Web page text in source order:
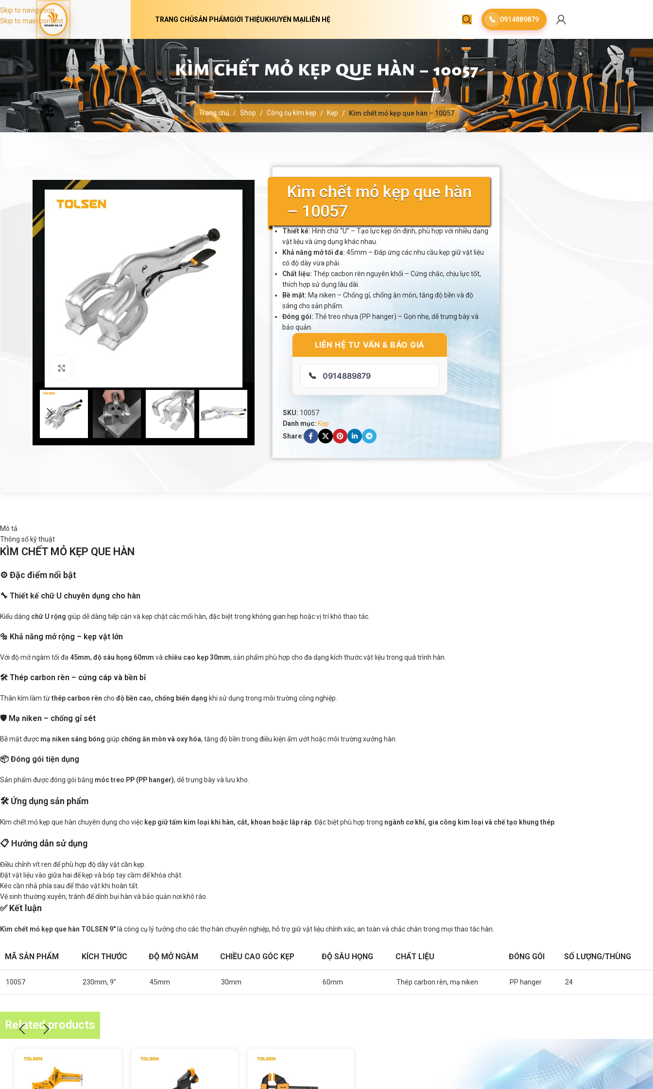
Skip to navigation
Skip to main content
TRANG CHỦSẢN PHẨMGIỚI THIỆUKHUYẾN MẠILIÊN HỆ 📞 0914889879
KÌM CHẾT MỎ KẸP QUE HÀN – 10057
Trang chủ / Shop / Công cụ kìm kẹp / Kẹp / Kìm chết mỏ kẹp que hàn – 10057
Kìm chết mỏ kẹp que hàn
– 10057
Thiết kế: Hình chữ “U” – Tạo lực kẹp ổn định, phù hợp với nhiều dạng
vật liệu và ứng dụng khác nhau.
Khả năng mở tối đa: 45mm – Đáp ứng các nhu cầu kẹp giữ vật liệu
có độ dày vừa phải.
Chất liệu: Thép cacbon rèn nguyên khối – Cứng chắc, chịu lực tốt,
thích hợp sử dụng lâu dài.
Bề mặt: Mạ niken – Chống gỉ, chống ăn mòn, tăng độ bền và độ
sáng cho sản phẩm.
Đóng gói: Thẻ treo nhựa (PP hanger) – Gọn nhẹ, dễ trưng bày và
bảo quản.
LIÊN HỆ TƯ VẤN & BÁO GIÁ
📞 0914889879
SKU: 10057
Danh mục: Kẹp
Share:
Mô tả
Thông số kỹ thuật
KÌM CHẾT MỎ KẸP QUE HÀN
⚙️ Đặc điểm nổi bật
🔧 Thiết kế chữ U chuyên dụng cho hàn
Kiểu dáng chữ U rộng giúp dễ dàng tiếp cận và kẹp chặt các mối hàn, đặc biệt trong không gian hẹp hoặc vị trí khó thao tác.
🔩 Khả năng mở rộng – kẹp vật lớn
Với độ mở ngàm tối đa 45mm, độ sâu họng 60mm và chiều cao kẹp 30mm, sản phẩm phù hợp cho đa dạng kích thước vật liệu trong quá trình hàn.
🛠️ Thép carbon rèn – cứng cáp và bền bỉ
Thân kìm làm từthép carbon rèn cho độ bền cao, chống biến dạng khi sử dụng trong môi trường công nghiệp.
🛡️ Mạ niken – chống gỉ sét
Bề mặt được mạ niken sáng bóng giúp chống ăn mòn và oxy hóa, tăng độ bền trong điều kiện ẩm ướt hoặc môi trường xưởng hàn.
📦 Đóng gói tiện dụng
Sản phẩm được đóng gói bằng móc treo PP (PP hanger), dễ trưng bày và lưu kho.
🛠️ Ứng dụng sản phẩm
Kìm chết mỏ kẹp que hàn chuyên dụng cho việc kẹp giữ tấm kim loại khi hàn, cắt, khoan hoặc lắp ráp . Đặc biệt phù hợp trong ngành cơ khí, gia công kim loại và chế tạo khung thép
📋 Hướng dẫn sử dụng
Điều chỉnh vít ren để phù hợp độ dày vật cần kẹp.
Đặt vật liệu vào giữa hai đế kẹp và bóp tay cầm để khóa chặt.
Kéo cần nhả phía sau để tháo vật khi hoàn tất.
Vệ sinh thường xuyên, tránh để dính bụi hàn và bảo quản nơi khô ráo.
✅ Kết luận
Kìm chết mỏ kẹp que hàn TOLSEN 9″ là công cụ lý tưởng cho các thợ hàn chuyên nghiệp, hỗ trợ giữ vật liệu chính xác, an toàn và chắc chắn trong mọi thao tác hàn.
MÃ SẢN PHẨM KÍCH THƯỚC ĐỘ MỞ NGÀM CHIỀU CAO GÓC KẸP ĐỘ SÂU HỌNG CHẤT LIỆU ĐÓNG GÓI SỐ LƯỢNG/THÙNG
10057 230mm, 9″ 45mm 30mm 60mm Thép carbon rèn, mạ niken PP hanger 24
Related products